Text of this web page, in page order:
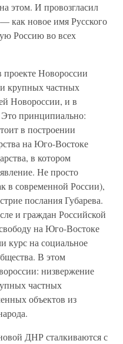
этом. И провозгласил
как новое имя Русского
Россию во всех
Новороссии
крупных частных
Новороссии, и в
принципиально:
в построении
на Юго-Востоке
в котором
Не просто
в современной России),
послания Губарева.
и граждан Российской
на Юго-Востоке
курс на социальное
В этом
низвержение
частных
объектов из
ДНР сталкиваются с